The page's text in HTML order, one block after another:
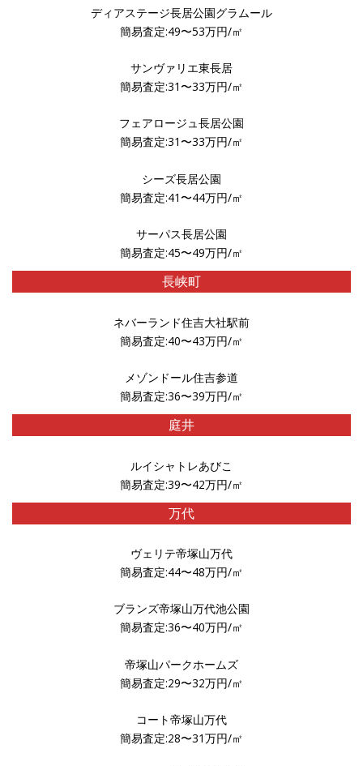
ディアステージ長居公園グラムール
簡易査定:49〜53万円/㎡
サンヴァリエ東長居
簡易査定:31〜33万円/㎡
フェアロージュ長居公園
簡易査定:31〜33万円/㎡
シーズ長居公園
簡易査定:41〜44万円/㎡
サーパス長居公園
簡易査定:45〜49万円/㎡
長峡町
ネバーランド住吉大社駅前
簡易査定:40〜43万円/㎡
メゾンドール住吉参道
簡易査定:36〜39万円/㎡
庭井
ルイシャトレあびこ
簡易査定:39〜42万円/㎡
万代
ヴェリテ帝塚山万代
簡易査定:44〜48万円/㎡
ブランズ帝塚山万代池公園
簡易査定:36〜40万円/㎡
帝塚山パークホームズ
簡易査定:29〜32万円/㎡
コート帝塚山万代
簡易査定:28〜31万円/㎡